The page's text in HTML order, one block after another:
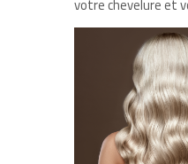
votre chevelure et